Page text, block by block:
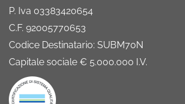
P. Iva 03383420654
C.F. 92005770653
Codice Destinatario: SUBM70N
Capitale sociale € 5.000.000 I.V.